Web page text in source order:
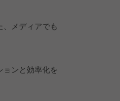
メディアでも
ンと効率化を